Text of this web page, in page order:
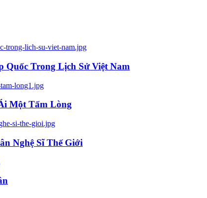
Quốc Trong Lịch Sử Việt Nam
Một Tấm Lòng
Nghệ Sĩ Thế Giới